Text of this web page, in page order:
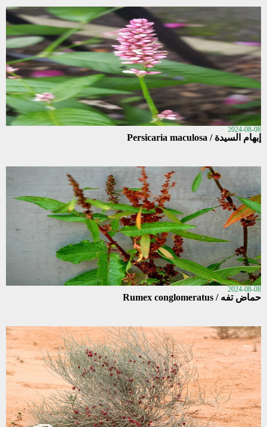
2024-08-08
إبهام السيدة / Persicaria maculosa
2024-08-08
حماض تفه / Rumex conglomeratus